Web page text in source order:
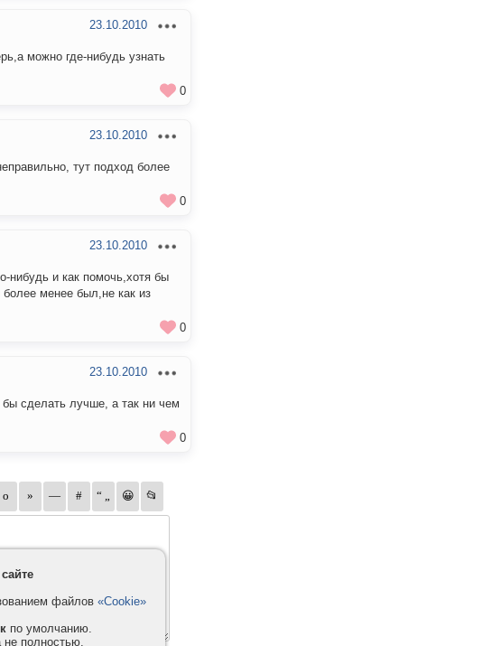
23.10.2010
можно где-нибудь узнать
0
23.10.2010
тут подход более
0
23.10.2010
нибудь и как помочь,хотя бы
более менее был,не как из
0
23.10.2010
сделать лучше, а так ни чем
0
файлов «Cookie»
по умолчанию.
не полностью.